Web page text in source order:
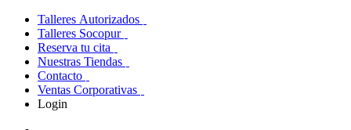
Talleres Autorizados
Talleres Socopur
Reserva tu cita
Nuestras Tiendas
Contacto
Ventas Corporativas
Login